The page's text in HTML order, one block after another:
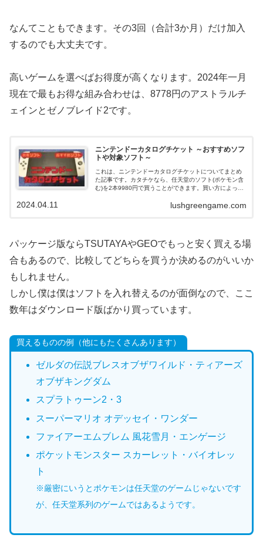
なんてこともできます。その3回（合計3か月）だけ加入
するのでも大丈夫です。
高いゲームを選べばお得度が高くなります。2024年一月
現在で最もお得な組み合わせは、8778円のアストラルチ
ェインとゼノブレイド2です。
ニンテンドーカタログチケット ～おすすめソフ
トや対象ソフト～
これは、ニンテンドーカタログチケットについてまとめ
た記事です。カタチケなら、任天堂のソフト(ポケモン含
む)を2本9980円で買うことができます。買い方によって
lushgreengame.com
2024.04.11
パッケージ版ならTSUTAYAやGEOでもっと安く買える場
合もあるので、比較してどちらを買うか決めるのがいいか
もしれません。
しかし僕は僕はソフトを入れ替えるのが面倒なので、ここ
数年はダウンロード版ばかり買っています。
買えるものの例（他にもたくさんあります）
ゼルダの伝説ブレスオブザワイルド・ティアーズ
オブザキングダム
スプラトゥーン2・3
スーパーマリオ オデッセイ・ワンダー
ファイアーエムブレム 風花雪月・エンゲージ
ポケットモンスター スカーレット・バイオレッ
ト
※厳密にいうとポケモンは任天堂のゲームじゃないです
が、任天堂系列のゲームではあるようです。